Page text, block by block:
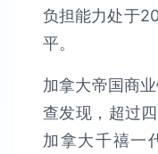
负担能力处于
平。
加拿大帝国商
查发现，超过
加拿大千禧一